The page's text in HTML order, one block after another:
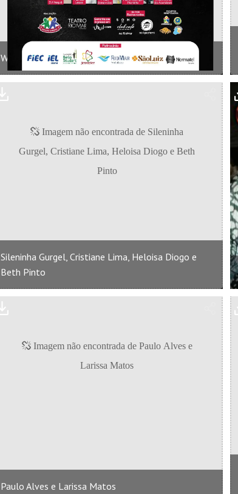
Watson Viana e Beth Pinto
Sileninha Gurgel, Cristiane Lima, Heloisa Diogo e
Beth Pinto
Paulo Alves e Larissa Matos